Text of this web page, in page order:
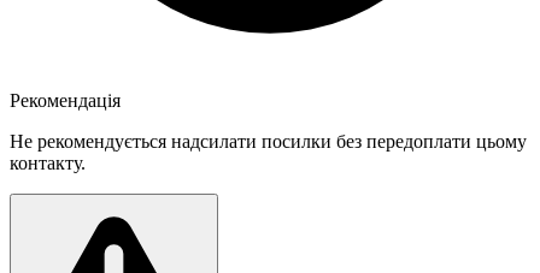
Рекомендація
Не рекомендується надсилати посилки без передоплати цьому
контакту.